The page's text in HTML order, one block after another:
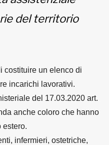
del territorio
costituire un elenco di
incarichi lavorativi.
del 17.03.2020 art.
anche coloro che hanno
estero.
infermieri, ostetriche,